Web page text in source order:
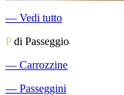
― Vedi tutto
Pdi Passeggio
― Carrozzine
― Passeggini